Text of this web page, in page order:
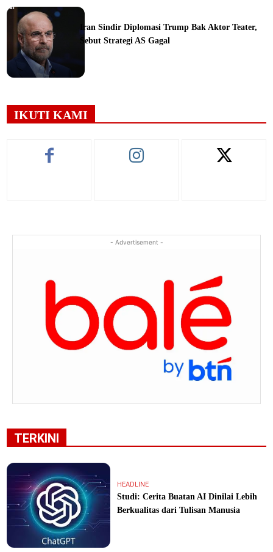
Iran Sindir Diplomasi Trump Bak Aktor Teater,
Sebut Strategi AS Gagal
IKUTI KAMI
- Advertisement -
TERKINI
HEADLINE
Studi: Cerita Buatan AI Dinilai Lebih
Berkualitas dari Tulisan Manusia